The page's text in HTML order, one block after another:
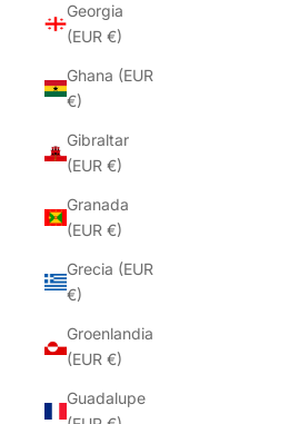
Georgia
(EUR €)
Ghana (EUR
€)
Gibraltar
(EUR €)
Granada
(EUR €)
Grecia (EUR
€)
Groenlandia
(EUR €)
Guadalupe